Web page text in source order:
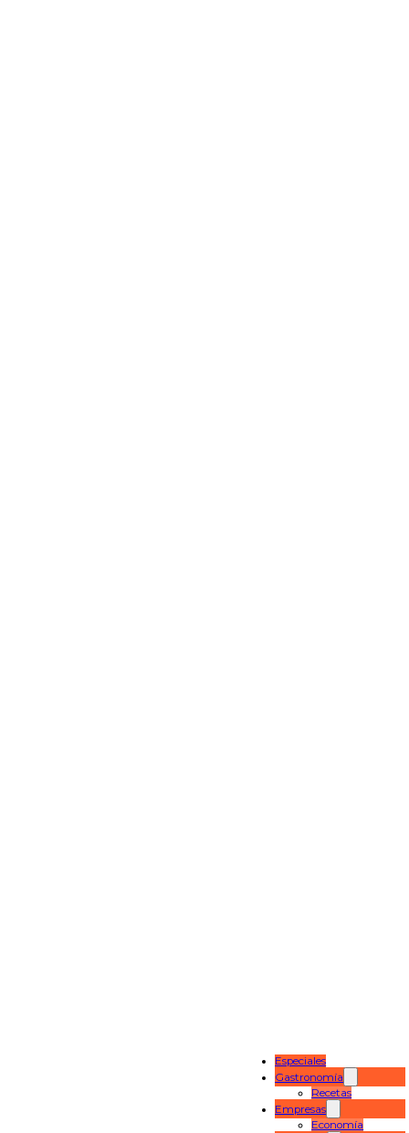
Especiales
Gastronomía
Recetas
Empresas
Economía